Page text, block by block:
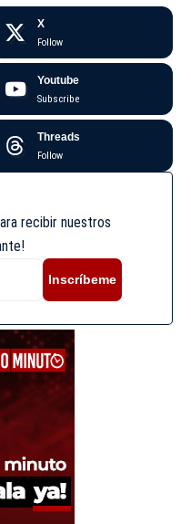
X
Follow
Youtube
Subscribe
Threads
Follow
recibir nuestros
Inscríbeme